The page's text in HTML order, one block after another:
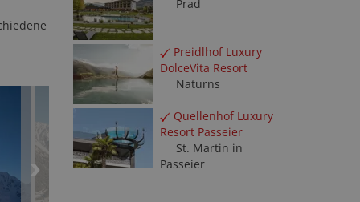
Prad
Preidlhof Luxury
DolceVita Resort
Naturns
Quellenhof Luxury
Resort Passeier
St. Martin in
Passeier